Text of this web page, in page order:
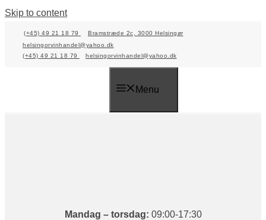
Skip to content
(+45) 49 21 18 79
Bramstræde 2c, 3000 Helsingør
helsingorvinhandel@yahoo.dk
(+45) 49 21 18 79
helsingorvinhandel@yahoo.dk
Menu
Mandag​ – torsdag: 09:00-17:30